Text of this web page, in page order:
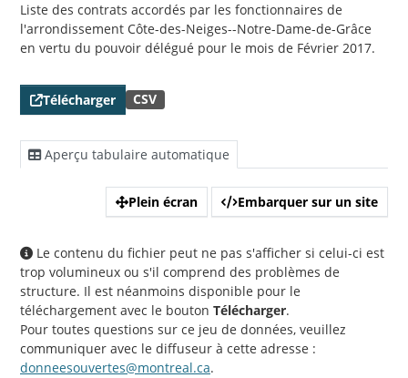
Liste des contrats accordés par les fonctionnaires de
l'arrondissement Côte-des-Neiges--Notre-Dame-de-Grâce
en vertu du pouvoir délégué pour le mois de Février 2017.
Télécharger CSV
Aperçu tabulaire automatique
Plein écran Embarquer sur un site
Le contenu du fichier peut ne pas s'afficher si celui-ci est
trop volumineux ou s'il comprend des problèmes de
structure. Il est néanmoins disponible pour le
téléchargement avec le bouton Télécharger.
Pour toutes questions sur ce jeu de données, veuillez
communiquer avec le diffuseur à cette adresse :
donneesouvertes@montreal.ca.